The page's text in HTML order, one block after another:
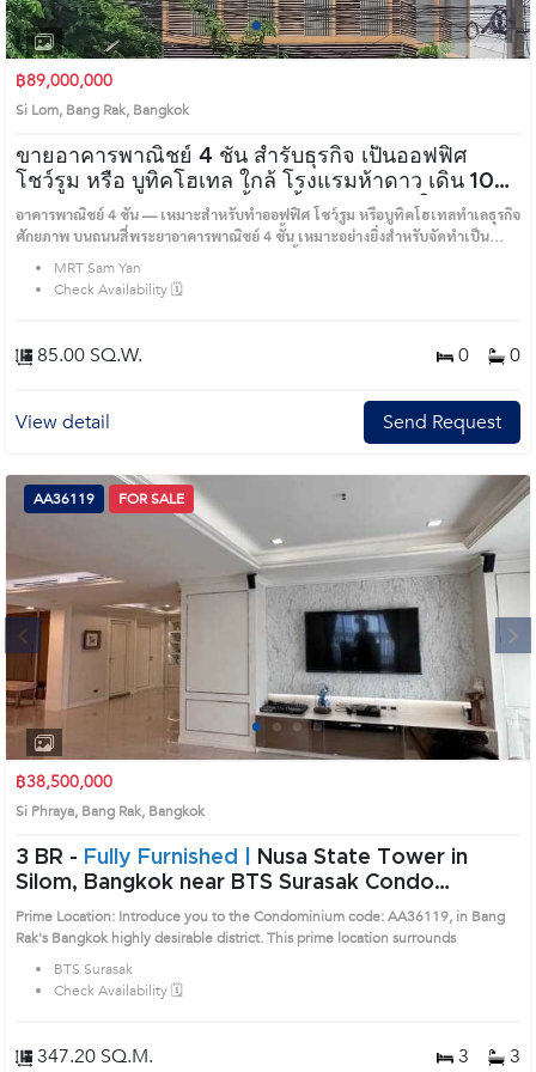
1 2 3 4
฿89,000,000
Si Lom, Bang Rak, Bangkok
ขายอาคารพาณิชย์ 4 ชั้น สำรับธุรกิจ เป็นออฟฟิศ
โชว์รูม หรือ บูทิคโฮเทล ใกล้ โรงแรมห้าดาว เดิน 10
นาทีถึงท่าเรือ แหล่งชอปปิ้งริมน้ำ ทำเลธุรกิจในราคา
89 ล้าน บนถนนสี่พระยา (AA39909)
อาคารพาณิชย์ 4 ชั้น — เหมาะสำหรับทำออฟฟิศ โชว์รูม หรือบูทิคโฮเทลทำเลธุรกิจ
ศักยภาพ บนถนนสี่พระยาอาคารพาณิชย์ 4 ชั้น เหมาะอย่างยิ่งสำหรับจัดทำเป็น
นาทีถึงท่าเรือ ใกล้โรงแรมระดับห้าดาว และรายล้อมด้วยแหล่งช้อปปิ้งและไลฟ์
สไตล์ริมน้ำที่คึกคักจุดเด่น:• อาคาร 4 ชั้น พร้อมผังพื้นที่ปรับเปลี่ยนได้หลากหลาย
โฮเทล• การเดินทางสะดวก ใกล้ระบบขนส่งสาธารณะ และท่าเรือ (เดินประมาณ
10 นาที)• ใกล้โรงแรมระดับไฮเอนด์ และแหล่งช้อปปิ้งชั้นนำราคา: 89,000,000
Hotel Prime business location on Si Phraya Road 4-storey commercial building
perfectly suited for a corporate office, showroom, or boutique hotel. Located
near five-star hotels, and surrounded by vibrant riverside shopping and
lifestyle destinations. Features : • 4 storeys with flexible layout and high
visibility • Ideal for office space, showroom, or boutique hotel conversion •
Excellent access to public transport & river pier (10-min walk) • Close to
upscale hotels and premium shopping areas Price: THB 89,000,000 Prime
Location: Introduce you to the House code: AA39909, in Bang Rak's Bangkok
highly desirable district. This prime location surrounds
MRT Sam Yan
Check Availability 🗓️
85.00 SQ.W. 0 0
View detail Send Request
Next
1 2 3 4
AA36119 FOR SALE
฿38,500,000
Si Phraya, Bang Rak, Bangkok
3 BR - Fully Furnished |
Nusa State Tower in
Silom, Bangkok near BTS Surasak Condo
(AA36119)
Prime Location: Introduce you to the Condominium code: AA36119, in Bang
Rak's Bangkok highly desirable district. This prime location surrounds
BTS Surasak
Check Availability 🗓️
347.20 SQ.M. 3 3